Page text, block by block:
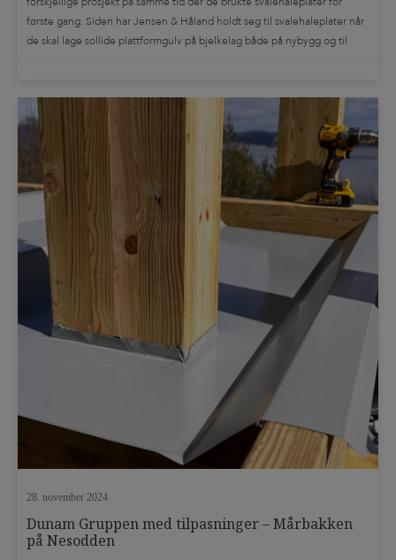
første gang. Siden har Jensen & Håland holdt seg til svalehaleplater når
de skal lage sollide plattformgulv på bjelkelag både på nybygg og til
28. november 2024
Dunam Gruppen med tilpasninger – Mårbakken
på Nesodden